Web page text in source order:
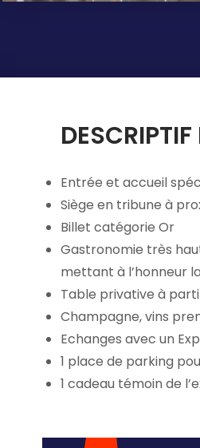
DESCRIPTIF
Entrée et accueil
Siège en tribune à
Billet catégorie Or
Gastronomie très
mettant à l’honneur
Table privative à
Champagne, vins
Echanges avec un
1 place de parking
1 cadeau témoin de